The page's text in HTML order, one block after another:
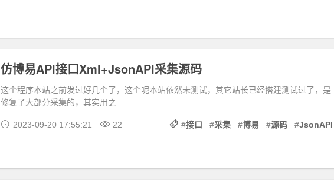
仿博易API接口Xml+JsonAPI采集源码
这个程序本站之前发过好几个了，这个呢本站依然未测试，其它站长已经搭建测试过了，是
修复了大部分采集的，其实用之
2023-09-20 17:55:21 22 #接口 #采集 #博易 #源码 #JsonAPI